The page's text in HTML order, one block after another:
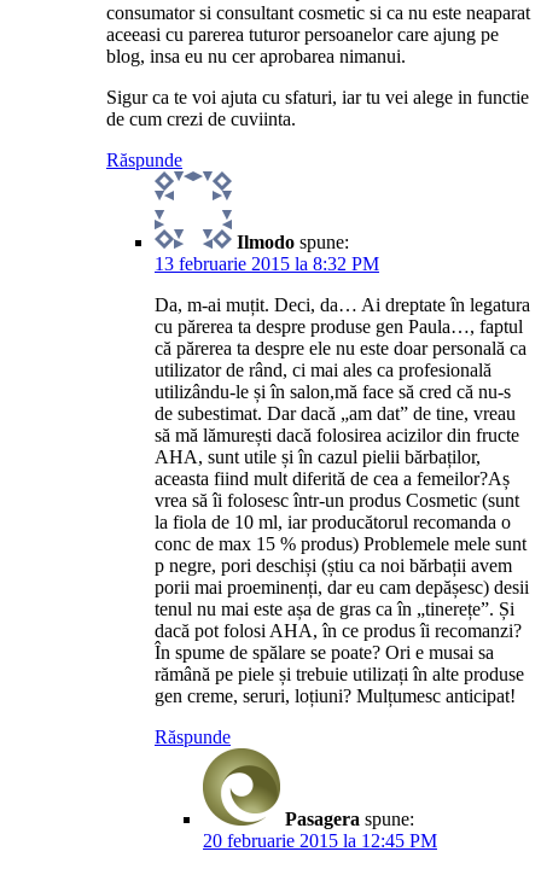
consumator si consultant cosmetic si ca nu este neaparat
aceeasi cu parerea tuturor persoanelor care ajung pe
blog, insa eu nu cer aprobarea nimanui.
Sigur ca te voi ajuta cu sfaturi, iar tu vei alege in functie
de cum crezi de cuviinta.
Răspunde
Ilmodo spune:
13 februarie 2015 la 8:32 PM
Da, m-ai muțit. Deci, da… Ai dreptate în legatura
cu părerea ta despre produse gen Paula…, faptul
că părerea ta despre ele nu este doar personală ca
utilizator de rând, ci mai ales ca profesională
utilizându-le și în salon,mă face să cred că nu-s
de subestimat. Dar dacă „am dat” de tine, vreau
să mă lămurești dacă folosirea acizilor din fructe
AHA, sunt utile și în cazul pielii bărbaților,
aceasta fiind mult diferită de cea a femeilor?Aș
vrea să îi folosesc într-un produs Cosmetic (sunt
la fiola de 10 ml, iar producătorul recomanda o
conc de max 15 % produs) Problemele mele sunt
p negre, pori deschiși (știu ca noi bărbații avem
porii mai proeminenți, dar eu cam depășesc) desii
tenul nu mai este așa de gras ca în „tinerețe”. Și
dacă pot folosi AHA, în ce produs îi recomanzi?
În spume de spălare se poate? Ori e musai sa
rămână pe piele și trebuie utilizați în alte produse
gen creme, seruri, loțiuni? Mulțumesc anticipat!
Răspunde
Pasagera spune:
20 februarie 2015 la 12:45 PM